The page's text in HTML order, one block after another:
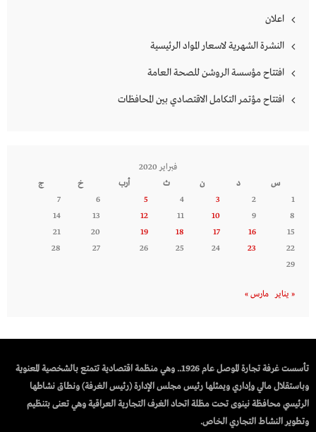
اعلان
النشرة الشهرية لاسعار المواد الرئيسية
افتتاح مؤسسة الروشن للصحة العامة
افتتاح مؤتمر التكامل الاقتصادي بين المحافظات
فبراير 2020
س
د ن ث أرب خ
ج
1
2
3
4
5
6
7
8
9
10
11
12
13
14
15
16
17
18
19
20
21
22
23
24
25
26
27
28
29
« يناير مارس »
تأسست غرفة تجارة الموصل عام 1926.. وهي منظمة اقتصادية تتمتع بالشخصية المعنوية
وباستقلال مالي وإداري ويمثلها رئيس مجلس الإدارة (رئيس الغرفة) ونطاق نشاطها
الرئيسي محافظة نينوى تحت مظلة اتحاد الغرف التجارية العراقية وهي تعنى بتنظيم
وتطوير النشاط التجاري الخاص.